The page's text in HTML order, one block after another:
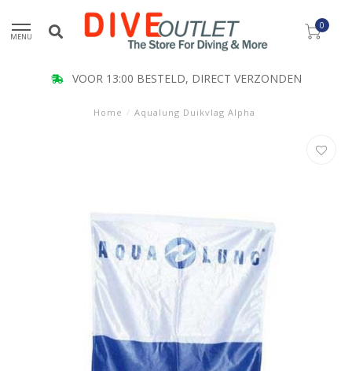
MENU
0
KLANT BEOORDELING 9.5
Home / Aqualung Duikvlag Alpha